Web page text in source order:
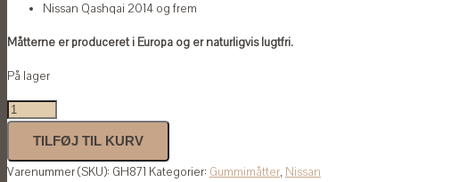
Nissan Qashqai 2014 og frem
Måtterne er produceret i Europa og er naturligvis lugtfri.
På lager
Gummimåtter
2014-
TILFØJ TIL KURV
Varenummer (SKU): GH871 Kategorier: Gummimåtter, Nissan